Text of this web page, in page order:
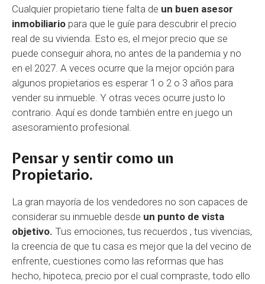
Cualquier propietario tiene falta de un buen asesor
inmobiliario para que le guíe para descubrir el precio
real de su vivienda. Esto es, el mejor precio que se
puede conseguir ahora, no antes de la pandemia y no
en el 2027. A veces ocurre que la mejor opción para
algunos propietarios es esperar 1 o 2 o 3 años para
vender su inmueble. Y otras veces ocurre justo lo
contrario. Aquí es donde también entre en juego un
asesoramiento profesional.
Pensar y sentir como un
Propietario.
La gran mayoría de los vendedores no son capaces de
considerar su inmueble desde un punto de vista
objetivo. Tus emociones, tus recuerdos , tus vivencias,
la creencia de que tu casa es mejor que la del vecino de
enfrente, cuestiones como las reformas que has
hecho, hipoteca, precio por el cual compraste, todo ello